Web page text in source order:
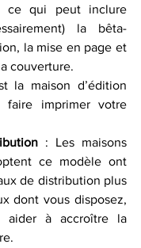
ce qui peut inclure
la bêta-
la mise en page et
couverture.
la maison d’édition
faire imprimer votre
: Les maisons
ce modèle ont
de distribution plus
dont vous disposez,
aider à accroître la